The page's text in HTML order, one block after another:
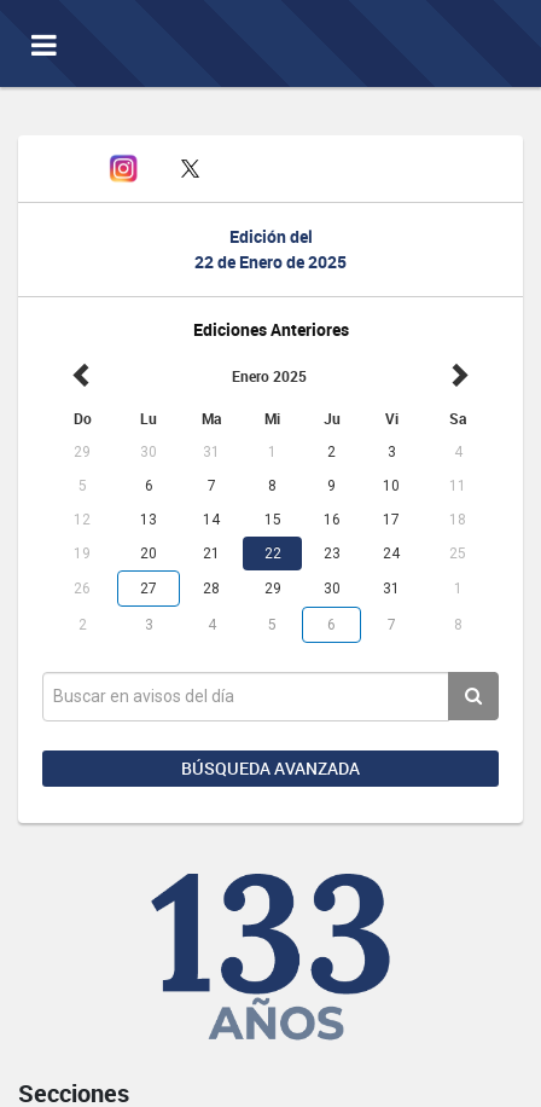
Toggle
navigation
Edición del
22 de Enero de 2025
Ediciones Anteriores
Enero 2025
Do Lu Ma Mi Ju Vi Sa
29 30 31 1 2 3
4
5
6 7 8 9 10
11
12
13 14 15 16 17
18
19
20 21 22 23 24 25
26 27 28 29 30 31 1
2 3 4 5 6 7 8
BÚSQUEDA AVANZADA
Secciones